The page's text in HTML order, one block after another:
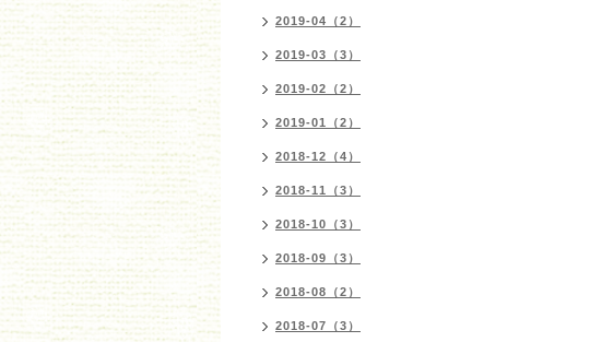
2019-04（2）
2019-03（3）
2019-02（2）
2019-01（2）
2018-12（4）
2018-11（3）
2018-10（3）
2018-09（3）
2018-08（2）
2018-07（3）